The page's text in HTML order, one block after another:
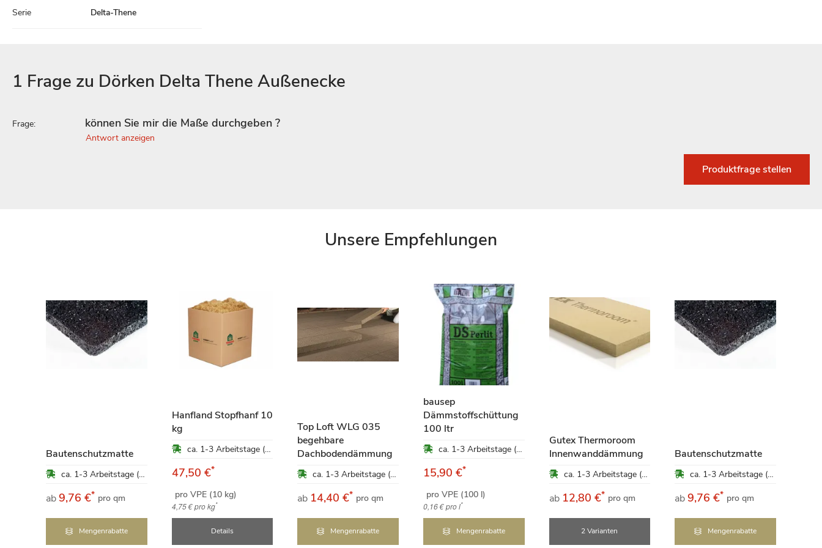
Serie Delta-Thene
1 Frage zu Dörken Delta Thene Außenecke
Frage: können Sie mir die Maße durchgeben ?
Antwort anzeigen
Produktfrage stellen
Unsere Empfehlungen
Bautenschutzmatte
ca. 1-3 Arbeitstage (Mo-Fr)
ab9,76 €* pro qm
Mengenrabatte
Hanfland Stopfhanf 10
kg
ca. 1-3 Arbeitstage (Mo-Fr)
47,50 €*
pro VPE (10 kg)
4,75 €pro kg*
Details
Top Loft WLG 035
begehbare
Dachbodendämmung
ca. 1-3 Arbeitstage (Mo-Fr)
ab 14,40 €* pro qm
Mengenrabatte
bausep
Dämmstoffschüttung
100 ltr
ca. 1-3 Arbeitstage (Mo-Fr)
15,90 €*
pro VPE (100 l)
0,16 €pro l*
Mengenrabatte
Gutex Thermoroom
Innenwanddämmung
ca. 1-3 Arbeitstage (Mo-Fr)
ab 12,80 €* pro qm
2 Varianten
Bautenschutzmatte
ca. 1-3 Arbeitstage (Mo-Fr)
ab9,76 €* pro qm
Mengenrabatte